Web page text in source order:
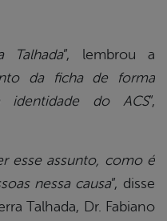
Talhada”, lembrou a
da ficha de forma
identidade do ACS”,
esse assunto, como é
nessa causa”, disse
Talhada, Dr. Fabiano